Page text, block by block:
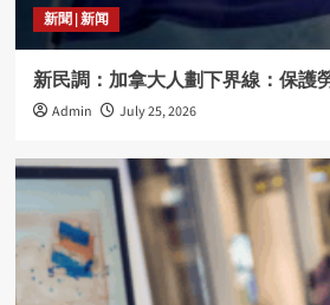
新聞 | 新闻
新民調：加拿大人劃下界線：保護
Admin July 25, 2026